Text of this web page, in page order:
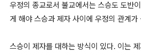
우정의 종교로서 불교에서는 스승도 도반
게 해야 스승과 제자 사이에 우정의 관계가
스승이 제자를 대하는 방식이 있다. 이는